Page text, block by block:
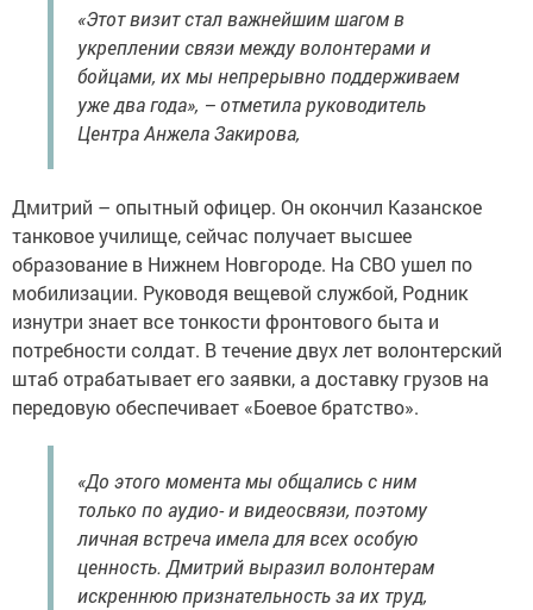
«Этот визит стал важнейшим шагом в
укреплении связи между волонтерами и
бойцами, их мы непрерывно поддерживаем
уже два года», – отметила руководитель
Центра Анжела Закирова,
Дмитрий – опытный офицер. Он окончил Казанское
танковое училище, сейчас получает высшее
образование в Нижнем Новгороде. На СВО ушел по
мобилизации. Руководя вещевой службой, Родник
изнутри знает все тонкости фронтового быта и
потребности солдат. В течение двух лет волонтерский
штаб отрабатывает его заявки, а доставку грузов на
передовую обеспечивает «Боевое братство».
«До этого момента мы общались с ним
только по аудио- и видеосвязи, поэтому
личная встреча имела для всех особую
ценность. Дмитрий выразил волонтерам
искреннюю признательность за их труд,